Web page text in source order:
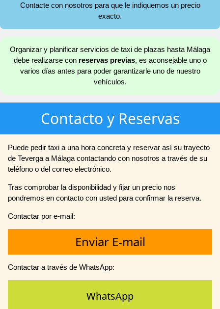
Contacte con nosotros para que le indiquemos un precio
exacto.
Organizar y planificar servicios de taxi de plazas hasta Málaga
debe realizarse con reservas previas, es aconsejable uno o
varios días antes para poder garantizarle uno de nuestro
vehículos.
Contacto y Reservas
Puede pedir taxi a una hora concreta y reservar así su trayecto
de Teverga a Málaga contactando con nosotros a través de su
teléfono o del correo electrónico.
Tras comprobar la disponibilidad y fijar un precio nos
pondremos en contacto con usted para confirmar la reserva.
Contactar por e-mail:
Enviar E-mail
Contactar a través de WhatsApp:
WhatsApp